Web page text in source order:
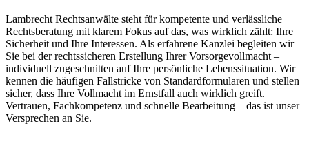
Lambrecht Rechtsanwälte steht für kompetente und verlässliche
Rechtsberatung mit klarem Fokus auf das, was wirklich zählt: Ihre
Sicherheit und Ihre Interessen. Als erfahrene Kanzlei begleiten wir
Sie bei der rechtssicheren Erstellung Ihrer Vorsorgevollmacht –
individuell zugeschnitten auf Ihre persönliche Lebenssituation. Wir
kennen die häufigen Fallstricke von Standardformularen und stellen
sicher, dass Ihre Vollmacht im Ernstfall auch wirklich greift.
Vertrauen, Fachkompetenz und schnelle Bearbeitung – das ist unser
Versprechen an Sie.